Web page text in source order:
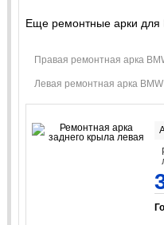
Еще ремонтные арки для
Правая ремонтная арка
Левая ремонтная арка